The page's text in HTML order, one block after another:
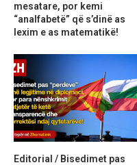
mesatare, por kemi
“analfabetë” që s’dinë as
lexim e as matematikë!
Editorial / Bisedimet pas